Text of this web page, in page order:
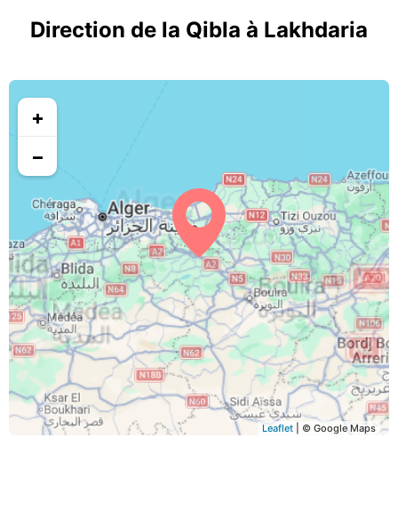
Direction de la Qibla à Lakhdaria
+
−
Leaflet | © Google Maps